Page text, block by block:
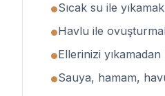
●Sıcak su ile yıkamak
●Havlu ile
●Ellerinizi
●Sauya, hamam,